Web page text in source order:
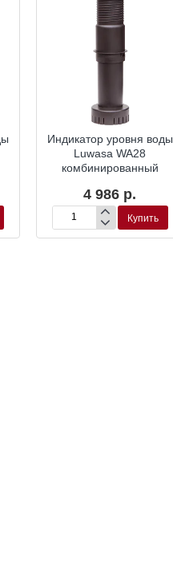
Индикатор уровня воды
Luwasa WA28
комбинированный
4 986 р.
Индикатор
уровня
Купить